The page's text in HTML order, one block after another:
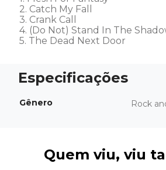
2. Catch My Fall
3. Crank Call
4. (Do Not) Stand In The
5. The Dead Next Door
Gênero Rock
Quem viu, viu